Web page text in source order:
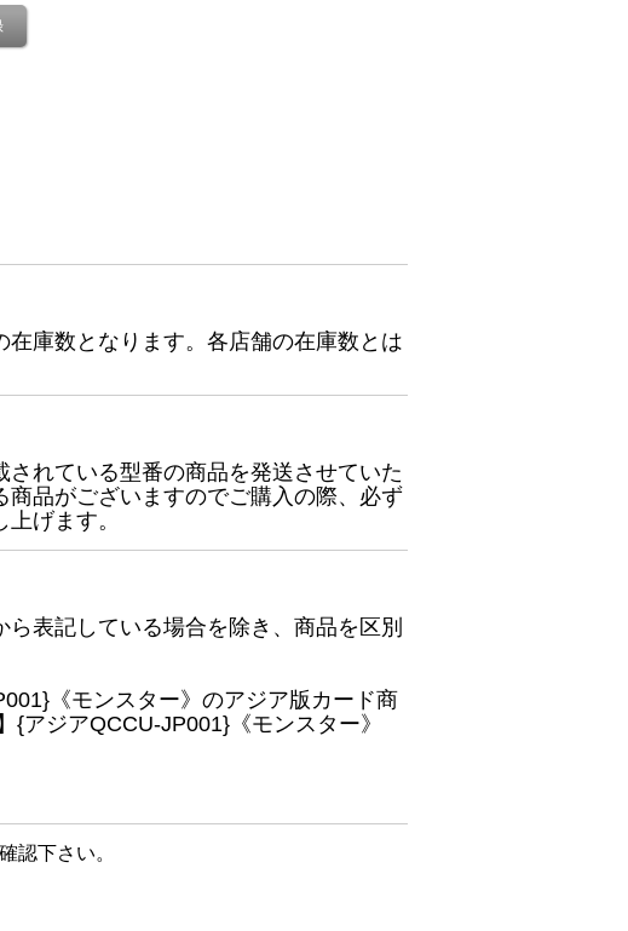
庫数となります。各店舗の在庫数とは
れている型番の商品を発送させていた
品がございますのでご購入の際、必ず
げます。
表記している場合を除き、商品を区別
《モンスター》のアジア版カード商
ジアQCCU-JP001}《モンスター》
認下さい。